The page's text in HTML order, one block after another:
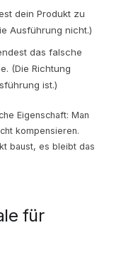
dein Produkt zu
Ausführung nicht.)
das falsche
(Die Richtung
ist.)
Eigenschaft: Man
kompensieren.
baust, es bleibt das
für